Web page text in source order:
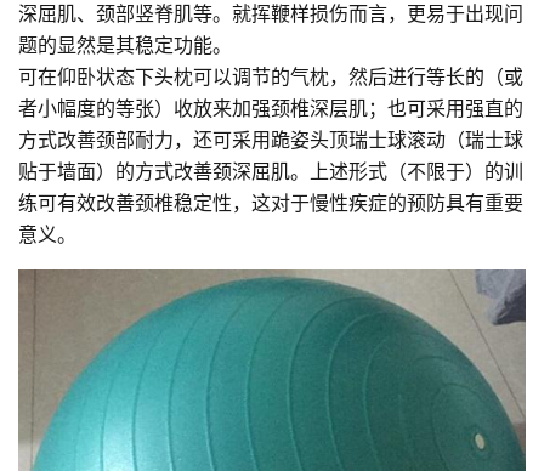
深屈肌、颈部竖脊肌等。就挥鞭样损伤而言，更易于出现问
题的显然是其稳定功能。
可在仰卧状态下头枕可以调节的气枕，然后进行等长的（或
者小幅度的等张）收放来加强颈椎深层肌；也可采用强直的
方式改善颈部耐力，还可采用跪姿头顶瑞士球滚动（瑞士球
贴于墙面）的方式改善颈深屈肌。上述形式（不限于）的训
练可有效改善颈椎稳定性，这对于慢性疾症的预防具有重要
意义。